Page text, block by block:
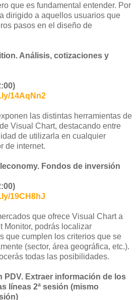
que es fundamental entender. Por
dirigido a aquellos usuarios que
pasos en el diseño de
Análisis, cotizaciones y
14AqNn2
las distintas herramientas de
Visual Chart, destacando entre
de utilizarla en cualquier
de internet.
Fondos de inversión
19CH8hJ
que ofrece Visual Chart a
Monitor, podrás localizar
que cumplen los criterios que se
(sector, área geográfica, etc.).
todas las posibilidades.
PDV. Extraer información de los
líneas 2ª sesión (mismo